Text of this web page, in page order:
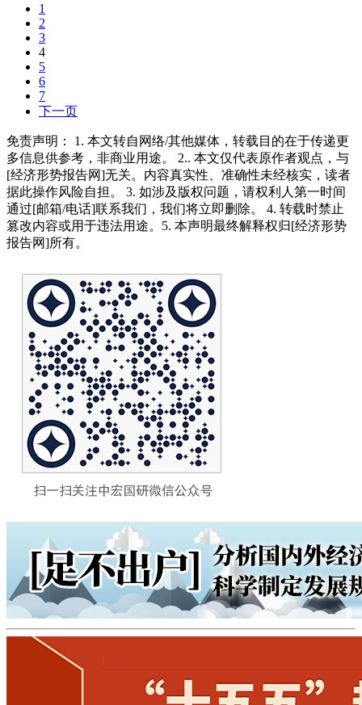
1
2
3
4
5
6
7
下一页
免责声明： 1. 本文转自网络/其他媒体，转载目的在于传递更
多信息供参考，非商业用途。 2.. 本文仅代表原作者观点，与
[经济形势报告网]无关。内容真实性、准确性未经核实，读者
据此操作风险自担。 3. 如涉及版权问题，请权利人第一时间
通过[邮箱/电话]联系我们，我们将立即删除。 4. 转载时禁止
篡改内容或用于违法用途。5. 本声明最终解释权归[经济形势
报告网]所有。